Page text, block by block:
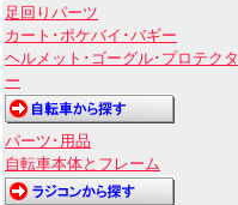
足回りパーツ
カート･ポケバイ･バギー
ヘルメット･ゴーグル･プロテクタ
ー
パーツ･用品
自転車本体とフレーム